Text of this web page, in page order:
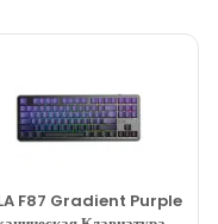
Keyboard
бренда Aula в
Keyboard
F87 Gradient Purple